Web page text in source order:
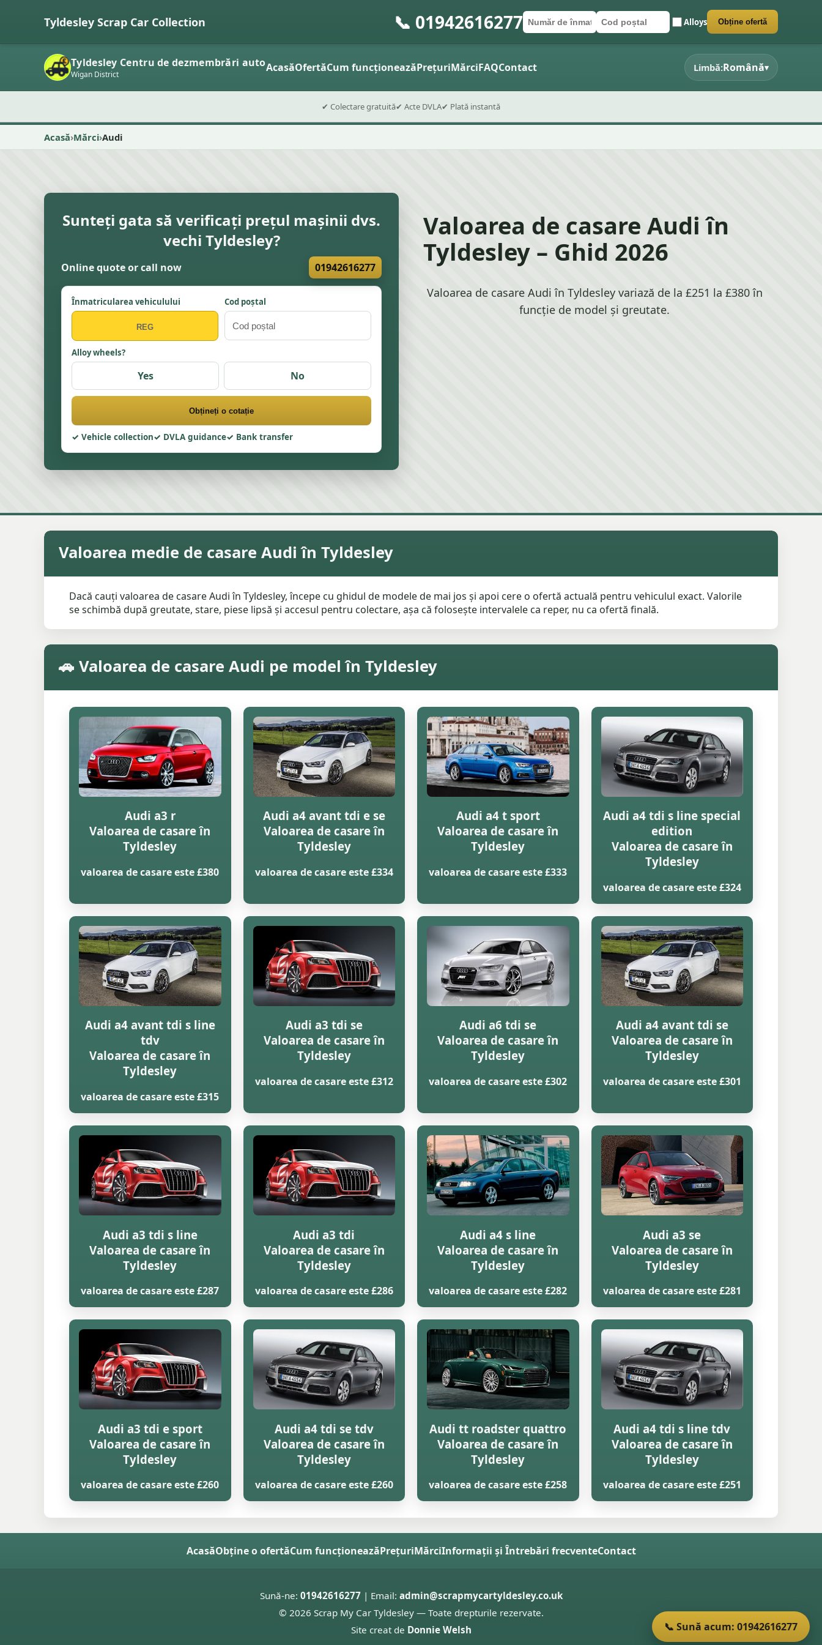
Tyldesley Scrap Car Collection 📞 01942616277Număr de înmatriculare
Cod poștal Alloys
Trimite formularul Obține ofertă
Tyldesley Centru de dezmembrări auto
Wigan District AcasăOfertăCum funcționeazăPrețuriMărciFAQContact Limbă:Română▾
✔ Colectare gratuită✔ Acte DVLA✔ Plată instantă
Acasă Mărci Audi
Sunteți gata să verificați prețul mașinii dvs.
vechi Tyldesley?
Online quote or call now 01942616277
Înmatricularea vehiculului Cod poștal
Alloy wheels?
Yes No
Obțineți o cotație
Vehicle collection DVLA guidance Bank transfer
Valoarea de casare Audi în
Tyldesley – Ghid 2026
Valoarea de casare Audi în Tyldesley variază de la £251 la £380 în
funcție de model și greutate.
Valoarea medie de casare Audi în Tyldesley
Dacă cauți valoarea de casare Audi în Tyldesley, începe cu ghidul de modele de mai jos și apoi cere o ofertă actuală pentru vehiculul exact. Valorile
se schimbă după greutate, stare, piese lipsă și accesul pentru colectare, așa că folosește intervalele ca reper, nu ca ofertă finală.
🚗 Valoarea de casare Audi pe model în Tyldesley
Audi a3 r
Valoarea de casare în
Tyldesley
valoarea de casare este £380
Audi a4 avant tdi e se
Valoarea de casare în
Tyldesley
valoarea de casare este £334
Audi a4 t sport
Valoarea de casare în
Tyldesley
valoarea de casare este £333
Audi a4 tdi s line special
edition
Valoarea de casare în
Tyldesley
valoarea de casare este £324
Audi a4 avant tdi s line
tdv
Valoarea de casare în
Tyldesley
valoarea de casare este £315
Audi a3 tdi se
Valoarea de casare în
Tyldesley
valoarea de casare este £312
Audi a6 tdi se
Valoarea de casare în
Tyldesley
valoarea de casare este £302
Audi a4 avant tdi se
Valoarea de casare în
Tyldesley
valoarea de casare este £301
Audi a3 tdi s line
Valoarea de casare în
Tyldesley
valoarea de casare este £287
Audi a3 tdi
Valoarea de casare în
Tyldesley
valoarea de casare este £286
Audi a4 s line
Valoarea de casare în
Tyldesley
valoarea de casare este £282
Audi a3 se
Valoarea de casare în
Tyldesley
valoarea de casare este £281
Audi a3 tdi e sport
Valoarea de casare în
Tyldesley
valoarea de casare este £260
Audi a4 tdi se tdv
Valoarea de casare în
Tyldesley
valoarea de casare este £260
Audi tt roadster quattro
Valoarea de casare în
Tyldesley
valoarea de casare este £258
Audi a4 tdi s line tdv
Valoarea de casare în
Tyldesley
valoarea de casare este £251
AcasăObține o ofertăCum funcționeazăPrețuriMărciInformații și Întrebări frecventeContact
Sună-ne: 01942616277| Email: admin@scrapmycartyldesley.co.uk
© 2026 Scrap My Car Tyldesley — Toate drepturile rezervate.
Site creat de Donnie Welsh 📞 Sună acum: 01942616277